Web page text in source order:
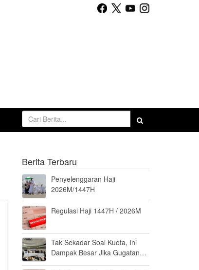
Berita Terbaru
Penyelenggaran Haji
2026M/1447H
Regulasi Haji 1447H / 2026M
Tak Sekadar Soal Kuota, Ini
Dampak Besar Jika Gugatan